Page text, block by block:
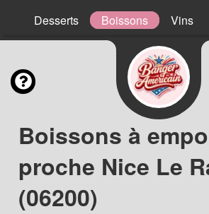
Desserts Boissons Vins
Boissons à
proche Nice Le
(06200)